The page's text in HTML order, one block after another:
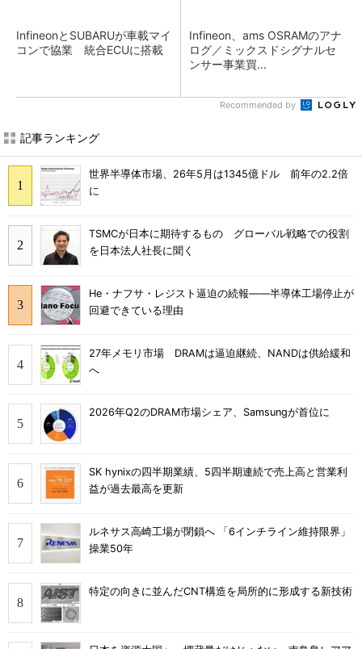
InfineonとSUBARUが車載マイ
コンで協業 統合ECUに搭載
Infineon、ams OSRAMのアナ
ログ／ミックスドシグナルセ
ンサー事業買...
Recommended by
記事ランキング
世界半導体市場、26年5月は1345億ドル 前年の2.2倍
に
TSMCが日本に期待するもの グローバル戦略での役割
を日本法人社長に聞く
He・ナフサ・レジスト逼迫の続報――半導体工場停止が
回避できている理由
27年メモリ市場 DRAMは逼迫継続、NANDは供給緩和
へ
2026年Q2のDRAM市場シェア、Samsungが首位に
SK hynixの四半期業績、5四半期連続で売上高と営業利
益が過去最高を更新
ルネサス高崎工場が閉鎖へ 「6インチライン維持限界」
操業50年
特定の向きに並んだCNT構造を局所的に形成する新技術